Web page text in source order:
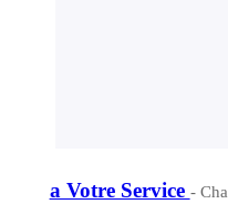
a Votre Service -